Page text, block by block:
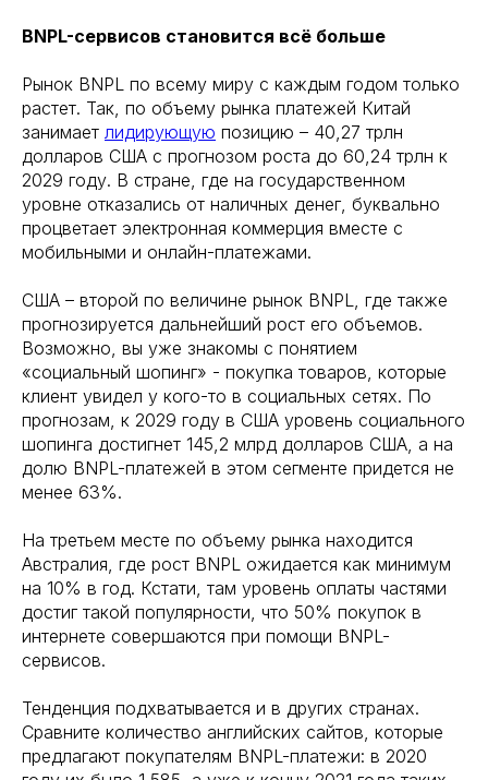
BNPL-сервисов становится всё больше
Рынок BNPL по всему миру с каждым годом только
растет. Так, по объему рынка платежей Китай
занимает лидирующую позицию – 40,27 трлн
долларов США с прогнозом роста до 60,24 трлн к
2029 году. В стране, где на государственном
уровне отказались от наличных денег, буквально
процветает электронная коммерция вместе с
мобильными и онлайн-платежами.
США – второй по величине рынок BNPL, где также
прогнозируется дальнейший рост его объемов.
Возможно, вы уже знакомы с понятием
«социальный шопинг» - покупка товаров, которые
клиент увидел у кого-то в социальных сетях. По
прогнозам, к 2029 году в США уровень социального
шопинга достигнет 145,2 млрд долларов США, а на
долю BNPL-платежей в этом сегменте придется не
менее 63%.
На третьем месте по объему рынка находится
Австралия, где рост BNPL ожидается как минимум
на 10% в год. Кстати, там уровень оплаты частями
достиг такой популярности, что 50% покупок в
интернете совершаются при помощи BNPL-
сервисов.
Тенденция подхватывается и в других странах.
Сравните количество английских сайтов, которые
предлагают покупателям BNPL-платежи: в 2020